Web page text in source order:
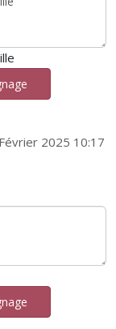
2025 10:17